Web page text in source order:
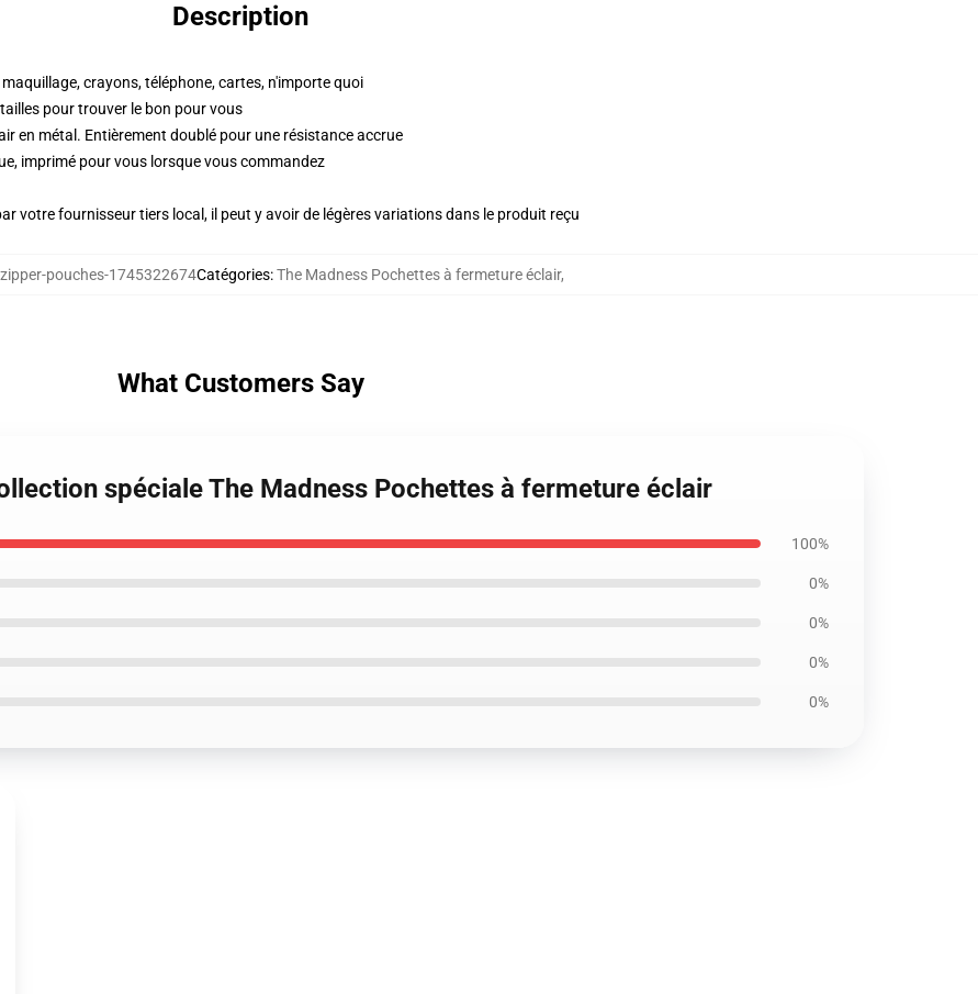
Description
crayons, téléphone, cartes, n'importe quoi
pour trouver le bon pour vous
en métal. Entièrement doublé pour une résistance accrue
imprimé pour vous lorsque vous commandez
votre fournisseur tiers local, il peut y avoir de légères variations dans le produit reçu
pouches-1745322674Catégories:The Madness Pochettes à fermeture éclair,
What Customers Say
spéciale The Madness Pochettes à fermeture éclair
100%
0%
0%
0%
0%